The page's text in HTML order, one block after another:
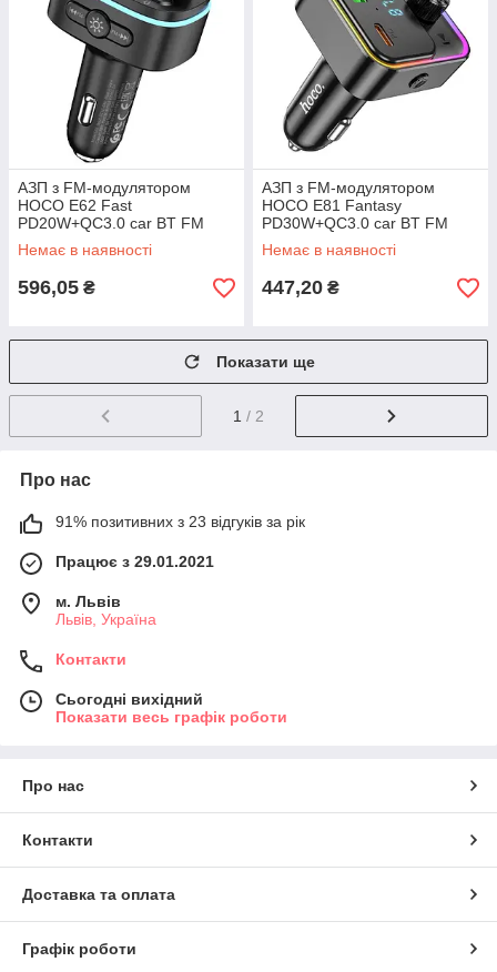
АЗП з FM-модулятором
HOCO E62 Fast
PD20W+QC3.0 car BT FM
transmitter Black
Немає в наявності
596,05 ₴
АЗП з FM-модулятором
HOCO E81 Fantasy
PD30W+QC3.0 car BT FM
transmitter Black
Немає в наявності
447,20 ₴
Показати ще
1 / 2
Про нас
91% позитивних з 23 відгуків за рік
Працює з 29.01.2021
м. Львів
Львів, Україна
Контакти
Сьогодні вихідний
Показати весь графік роботи
Про нас
Контакти
Доставка та оплата
Графік роботи